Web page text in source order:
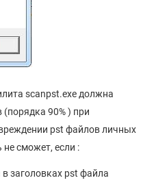
scanpst.exe должна
90% ) при
pst файлов личных
сможет, если :
заголовках pst файла